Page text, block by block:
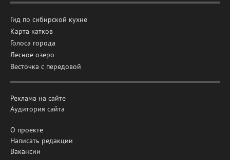
Гид по сибирской кухне
Карта катков
Голоса города
Лесное озеро
Весточка с передовой
Реклама на сайте
Аудитория сайта
О проекте
Написать редакции
Вакансии